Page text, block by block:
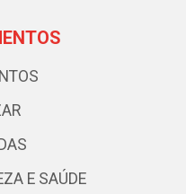
E SAÚDE